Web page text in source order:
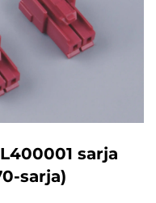
sarja
sarja)